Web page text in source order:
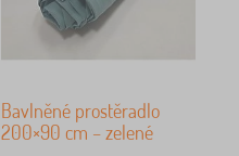
Bavlněné prostěradlo
200×90 cm – zelené